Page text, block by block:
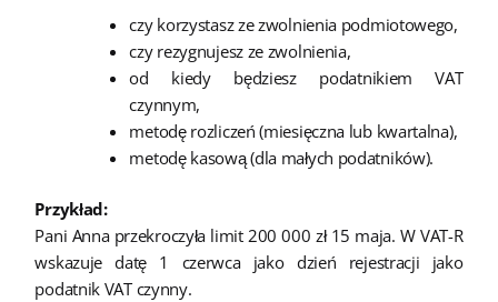
czy korzystasz ze zwolnienia podmiotowego,
czy rezygnujesz ze zwolnienia,
od kiedy będziesz podatnikiem VAT
czynnym,
metodę rozliczeń (miesięczna lub kwartalna),
metodę kasową (dla małych podatników).
Przykład:
Pani Anna przekroczyła limit 200 000 zł 15 maja. W VAT-R
wskazuje datę 1 czerwca jako dzień rejestracji jako
podatnik VAT czynny.